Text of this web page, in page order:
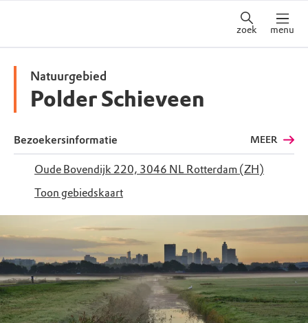
zoek menu
Natuurgebied
Polder Schieveen
Bezoekersinformatie MEER
Oude Bovendijk 220, 3046 NL Rotterdam (ZH)
Toon gebiedskaart